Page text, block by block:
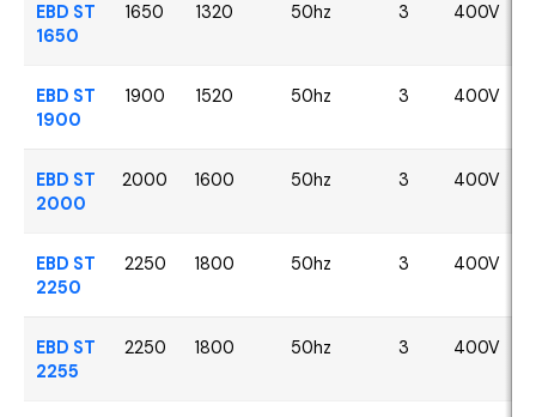
EBD ST
1650
1650 1320 50hz 3 400V
EBD ST
1900
1900 1520 50hz 3 400V
EBD ST
2000
2000 1600 50hz 3 400V
EBD ST
2250
2250 1800 50hz 3 400V
EBD ST
2255
2250 1800 50hz 3 400V